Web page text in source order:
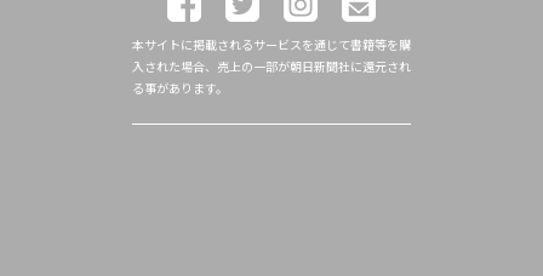
本サイトに掲載されるサービスを通じて書籍等を購
入された場合、売上の一部が朝日新聞社に還元され
る事があります。